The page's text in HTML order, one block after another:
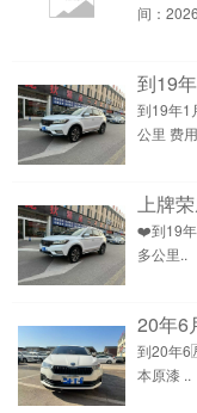
间：
到19
到19年1
公里 费
上牌
❤️到19年
多公里..
20年6
到20年
本原漆 ..